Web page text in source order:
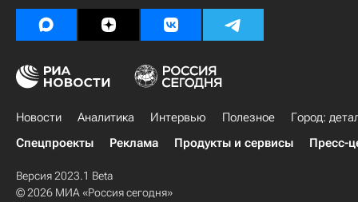
Новости Аналитика Интервью Полезное
Город:
Спецпроекты
Реклама Продукты и сервисы Пресс-
Версия 2023.1 Beta
© 2026 МИА «Россия сегодня»